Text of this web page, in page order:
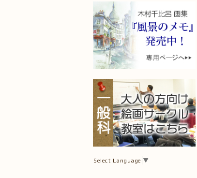
Select Language ▼